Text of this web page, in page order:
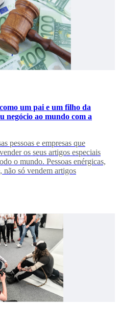
um pai e um filho da
negócio ao mundo com a
pessoas e empresas que
os seus artigos especiais
o mundo. Pessoas enérgicas,
não só vendem artigos